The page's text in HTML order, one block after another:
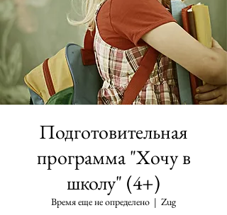
Подготовительная
программа "Хочу в
школу" (4+)
Время еще не определено
  |
Zug